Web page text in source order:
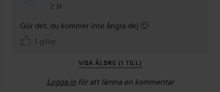
2 år
Kommentaren lades 2 år
Gör det, du kommer inte ångra dej 🙂
1 gillar
VISA ÄLDRE (1 TILL)
Logga in för att lämna en kommentar